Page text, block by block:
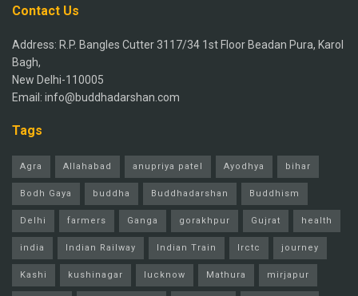
Contact Us
Address: R.P. Bangles Cutter 3117/34 1st Floor Beadan Pura, Karol
Bagh,
New Delhi-110005
Email: info@buddhadarshan.com
Tags
Agra Allahabad anupriya patel Ayodhya bihar
Bodh Gaya buddha Buddhadarshan Buddhism
Delhi farmers Ganga gorakhpur Gujrat health
india Indian Railway Indian Train Irctc journey
Kashi kushinagar lucknow Mathura mirjapur